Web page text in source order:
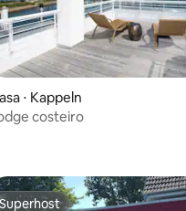
média de 5, 123
⋅ Kappeln
costeiro
Superhost